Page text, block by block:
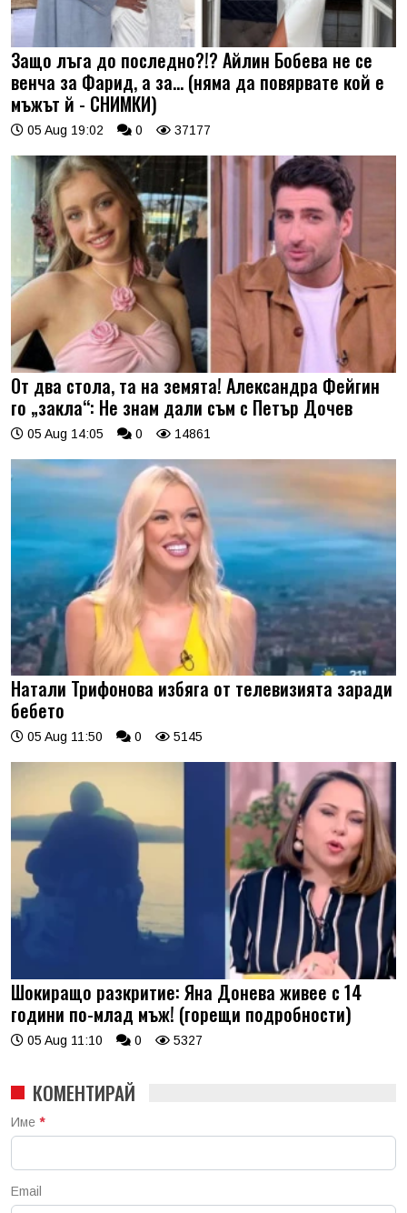
Защо лъга до последно?!? Айлин Бобева не се
венча за Фарид, а за... (няма да повярвате кой е
мъжът й - СНИМКИ)
05 Aug 19:02 0 37177
От два стола, та на земята! Александра Фейгин
го „закла“: Не знам дали съм с Петър Дочев
05 Aug 14:05 0 14861
Натали Трифонова избяга от телевизията заради
бебето
05 Aug 11:50 0 5145
Шокиращо разкритие: Яна Донева живее с 14
години по-млад мъж! (горещи подробности)
05 Aug 11:10 0 5327
КОМЕНТИРАЙ
Име *
Email